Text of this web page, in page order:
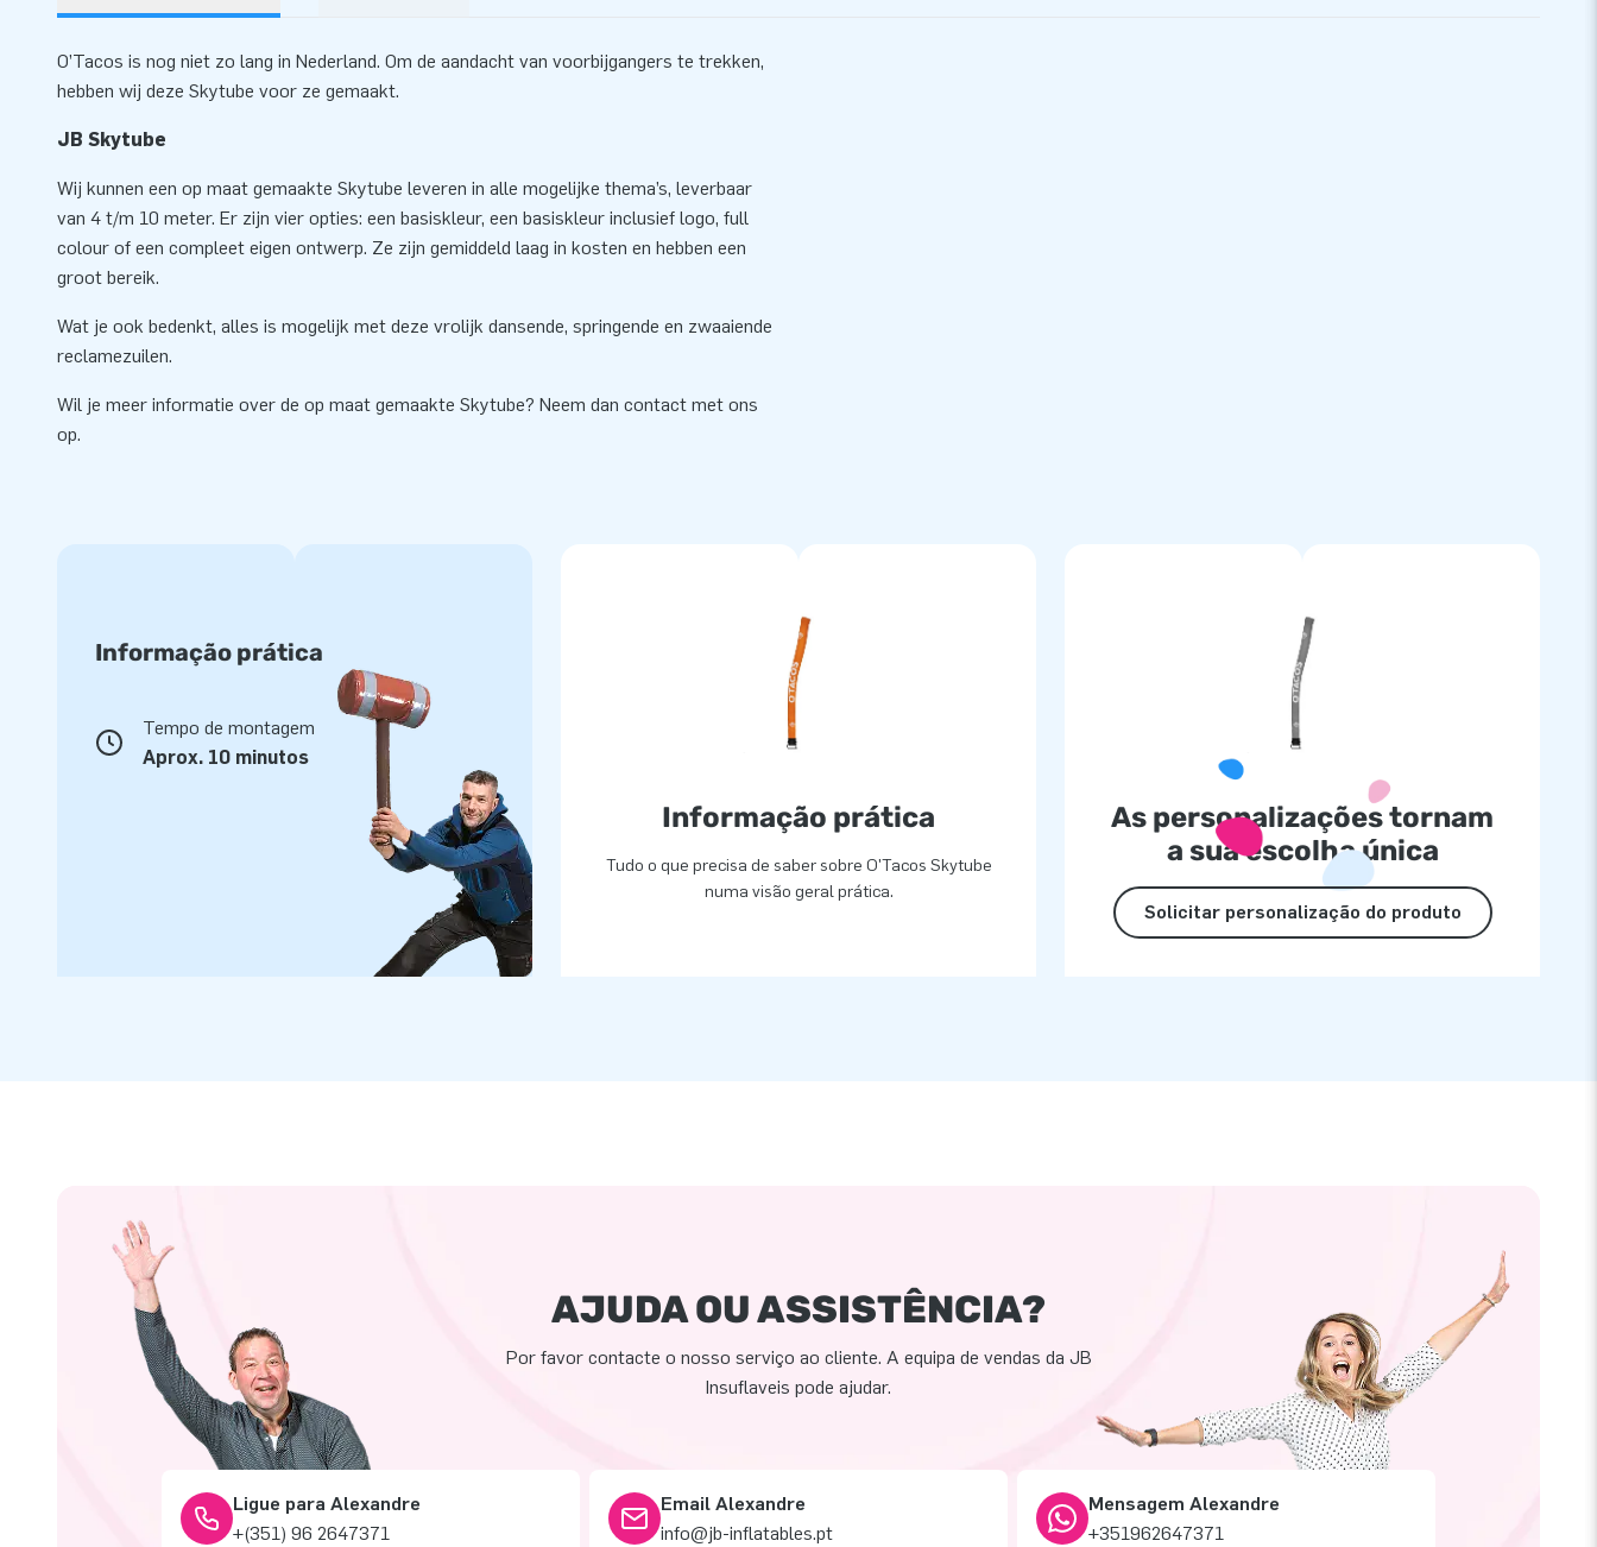
O’Tacos is nog niet zo lang in Nederland. Om de aandacht van voorbijgangers te trekken,
hebben wij deze Skytube voor ze gemaakt.
JB Skytube
Wij kunnen een op maat gemaakte Skytube leveren in alle mogelijke thema’s, leverbaar
van 4 t/m 10 meter. Er zijn vier opties: een basiskleur, een basiskleur inclusief logo, full
colour of een compleet eigen ontwerp. Ze zijn gemiddeld laag in kosten en hebben een
groot bereik.
Wat je ook bedenkt, alles is mogelijk met deze vrolijk dansende, springende en zwaaiende
reclamezuilen.
Wil je meer informatie over de op maat gemaakte Skytube? Neem dan contact met ons
op.
Informação prática
Tempo de montagem
Aprox. 10 minutos
Informação prática
Tudo o que precisa de saber sobre O'Tacos Skytube
numa visão geral prática.
As personalizações tornam
a sua escolha única
Solicitar personalização do produto
AJUDA OU ASSISTÊNCIA?
Por favor contacte o nosso serviço ao cliente. A equipa de vendas da JB
Insuflaveis pode ajudar.
Ligue para Alexandre
+(351) 96 2647371
Email Alexandre
info@jb-inflatables.pt
Mensagem Alexandre
+351962647371